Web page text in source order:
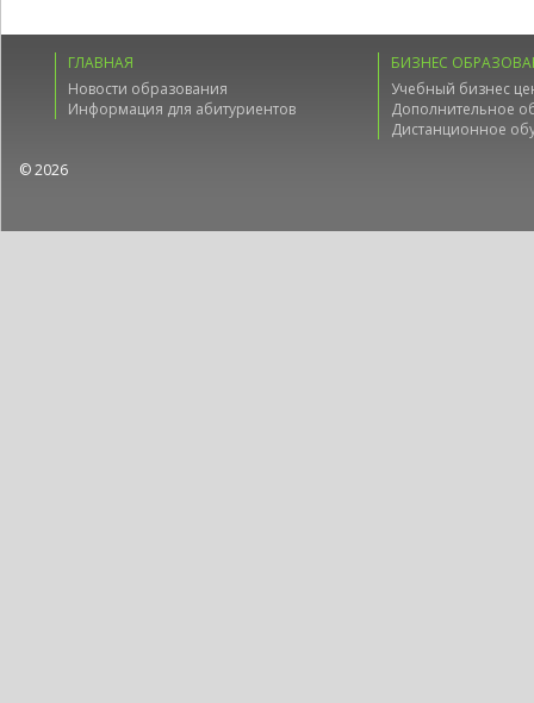
ГЛАВНАЯ
Новости образования
Информация для абитуриентов
БИЗНЕС
Учебный бизнес
Дополнительное
Дистанционное
© 2026